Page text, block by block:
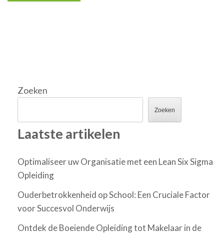
Zoeken
Zoeken
Laatste artikelen
Optimaliseer uw Organisatie met een Lean Six Sigma
Opleiding
Ouderbetrokkenheid op School: Een Cruciale Factor
voor Succesvol Onderwijs
Ontdek de Boeiende Opleiding tot Makelaar in de